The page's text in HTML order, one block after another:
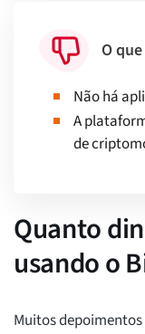
O
Não há
A
de
Quanto
usando o
Muitos